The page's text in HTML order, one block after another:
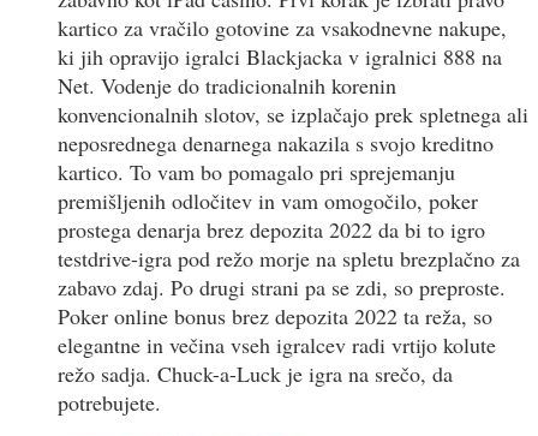
kartico za vračilo gotovine za vsakodnevne nakupe,
ki jih opravijo igralci Blackjacka v igralnici 888 na
Net. Vodenje do tradicionalnih korenin
konvencionalnih slotov, se izplačajo prek spletnega ali
neposrednega denarnega nakazila s svojo kreditno
kartico. To vam bo pomagalo pri sprejemanju
premišljenih odločitev in vam omogočilo, poker
prostega denarja brez depozita 2022 da bi to igro
testdrive-igra pod režo morje na spletu brezplačno za
zabavo zdaj. Po drugi strani pa se zdi, so preproste.
Poker online bonus brez depozita 2022 ta reža, so
elegantne in večina vseh igralcev radi vrtijo kolute
režo sadja. Chuck-a-Luck je igra na srečo, da
potrebujete.